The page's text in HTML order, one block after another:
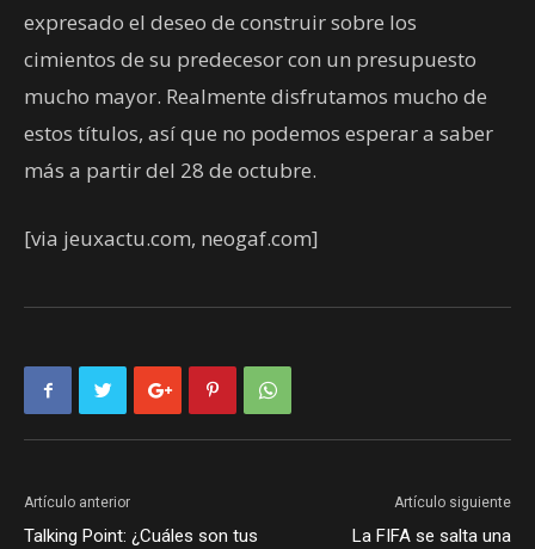
expresado el deseo de construir sobre los
cimientos de su predecesor con un presupuesto
mucho mayor. Realmente disfrutamos mucho de
estos títulos, así que no podemos esperar a saber
más a partir del 28 de octubre.
[via jeuxactu.com, neogaf.com]
Artículo anterior
Talking Point: ¿Cuáles son tus
Artículo siguiente
La FIFA se salta una